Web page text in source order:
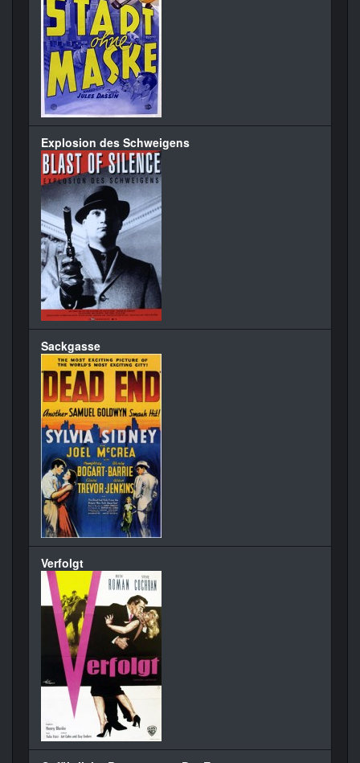
Explosion des Schweigens
Sackgasse
Verfolgt